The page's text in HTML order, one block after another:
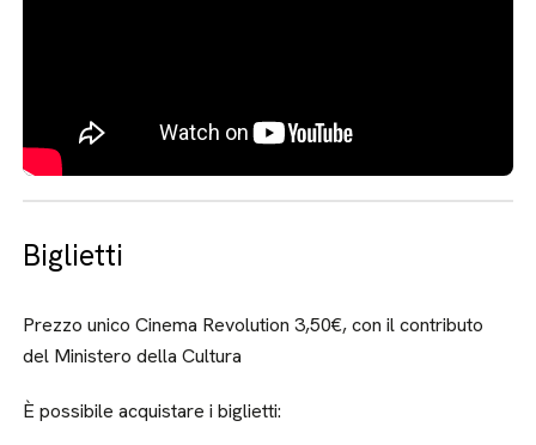
Biglietti
Prezzo unico Cinema Revolution 3,50€, con il contributo
del Ministero della Cultura
È possibile acquistare i biglietti: